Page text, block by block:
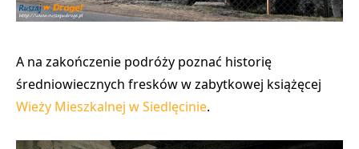
A na zakończenie podróży poznać historię
średniowiecznych freskóww zabytkowej książęcej
Wieży Mieszkalnej w Siedlęcinie.